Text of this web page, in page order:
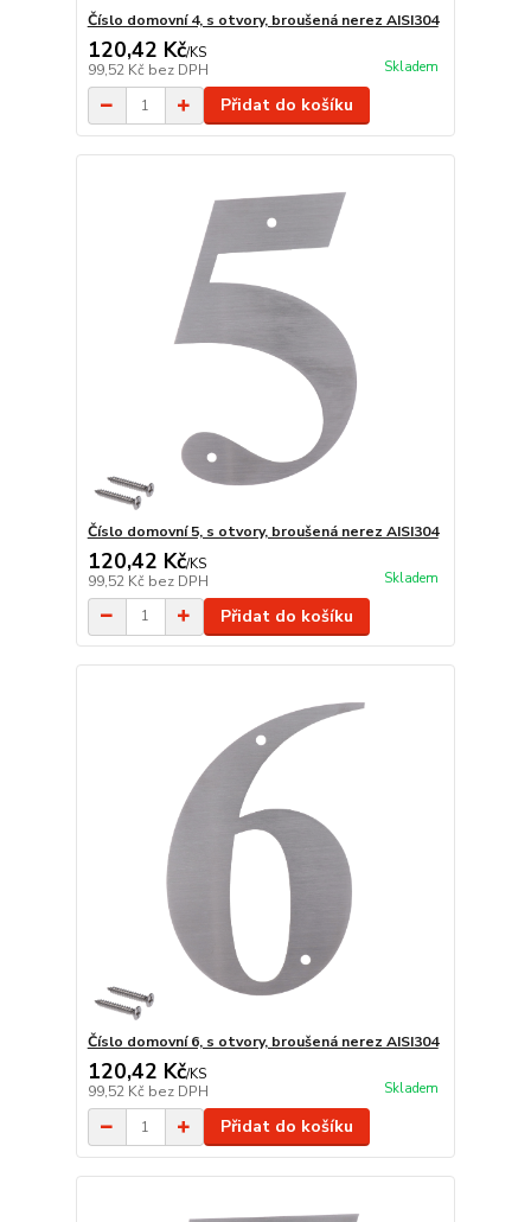
Číslo domovní 4, s otvory, broušená nerez AISI304
120,42 Kč/KS
99,52 Kč bez DPH Skladem
Přidat do košíku
Číslo domovní 5, s otvory, broušená nerez AISI304
120,42 Kč/KS
99,52 Kč bez DPH Skladem
Přidat do košíku
Číslo domovní 6, s otvory, broušená nerez AISI304
120,42 Kč/KS
99,52 Kč bez DPH Skladem
Přidat do košíku